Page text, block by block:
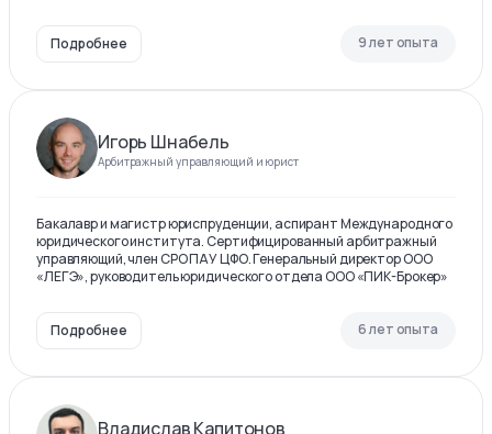
Подробнее 9 лет опыта
Игорь Шнабель
Арбитражный управляющий и юрист
Бакалавр и магистр юриспруденции, аспирант Международного
юридического института. Сертифицированный арбитражный
управляющий, член СРО ПАУ ЦФО. Генеральный директор ООО
«ЛЕГЭ», руководитель юридического отдела ООО «ПИК-Брокер»
Подробнее 6 лет опыта
Владислав Капитонов